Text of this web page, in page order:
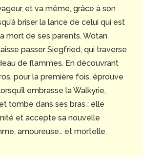
et va même, grâce à son
briser la lance de celui qui est
mort de ses parents. Wotan
passer Siegfried, qui traverse
de flammes. En découvrant
pour la première fois, éprouve
embrasse la Walkyrie,
tombe dans ses bras : elle
et accepte sa nouvelle
amoureuse… et mortelle.